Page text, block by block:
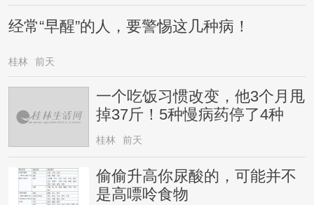
经常“早醒”的人，要警惕这几种病！
桂林 前天
一个吃饭习惯改变，他3个月甩
掉37斤！5种慢病药停了4种
桂林 前天
偷偷升高你尿酸的，可能并不
是高嘌呤食物